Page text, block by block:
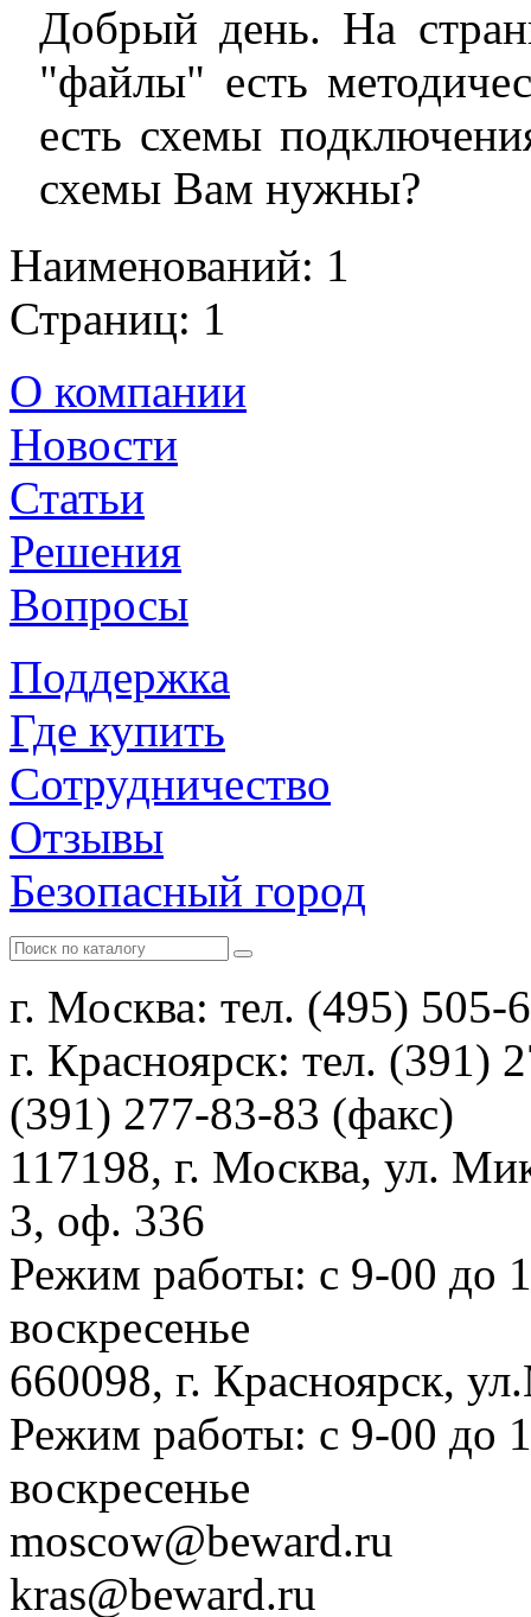
Добрый день. На
"файлы" есть
есть схемы
схемы Вам нужны?
Наименований: 1
Страниц: 1
О компании
Новости
Статьи
Решения
Вопросы
Поддержка
Где купить
Сотрудничество
Отзывы
Безопасный город
г. Москва: тел. (495) 505-
г. Красноярск: тел. (391)
(391) 277-83-83 (факс)
117198, г. Москва, ул.
3, оф. 336
Режим работы: с 9-00 до
воскресенье
660098, г. Красноярск,
Режим работы: с 9-00 до
воскресенье
moscow@beward.ru
kras@beward.ru